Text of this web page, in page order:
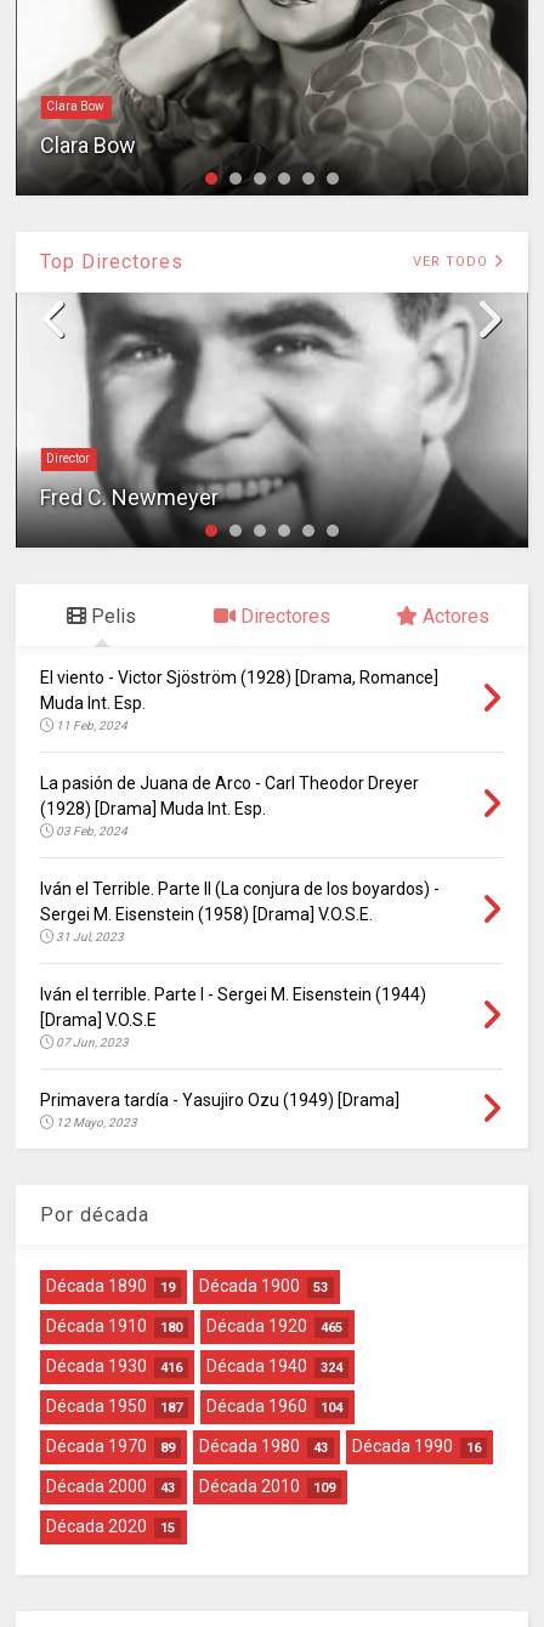
Clara Bow
Clara Bow
Top Directores VER TODO
Director
Fred C. Newmeyer
Pelis Directores Actores
El viento - Victor Sjöström (1928) [Drama, Romance]
Muda Int. Esp.
11 Feb, 2024
La pasión de Juana de Arco - Carl Theodor Dreyer
(1928) [Drama] Muda Int. Esp.
03 Feb, 2024
Iván el Terrible. Parte II (La conjura de los boyardos) -
Sergei M. Eisenstein (1958) [Drama] V.O.S.E.
31 Jul, 2023
Iván el terrible. Parte I - Sergei M. Eisenstein (1944)
[Drama] V.O.S.E
07 Jun, 2023
Primavera tardía - Yasujiro Ozu (1949) [Drama]
12 Mayo, 2023
Por década
Década 1890 19 Década 1900 53
Década 1910 180 Década 1920 465
Década 1930 416 Década 1940 324
Década 1950 187 Década 1960 104
Década 1970 89 Década 1980 43 Década 1990 16
Década 2000 43 Década 2010 109
Década 2020 15